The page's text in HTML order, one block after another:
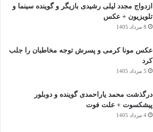
ازدواج مجدد لیلی رشیدی بازیگر و گوینده سینما و
تلویزیون + عکس
8 مرداد 1405
عکس مونا کرمی و پسرش توجه مخاطبان را جلب
کرد
5 مرداد 1405
درگذشت محمد یاراحمدی گوینده و دوبلور
پیشکسوت + علت فوت
4 مرداد 1405